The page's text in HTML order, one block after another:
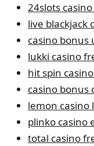
24slots
live blackjack
casino bonus
lukki casino
hit spin
casino bonus
lemon casino
plinko casino
total casino